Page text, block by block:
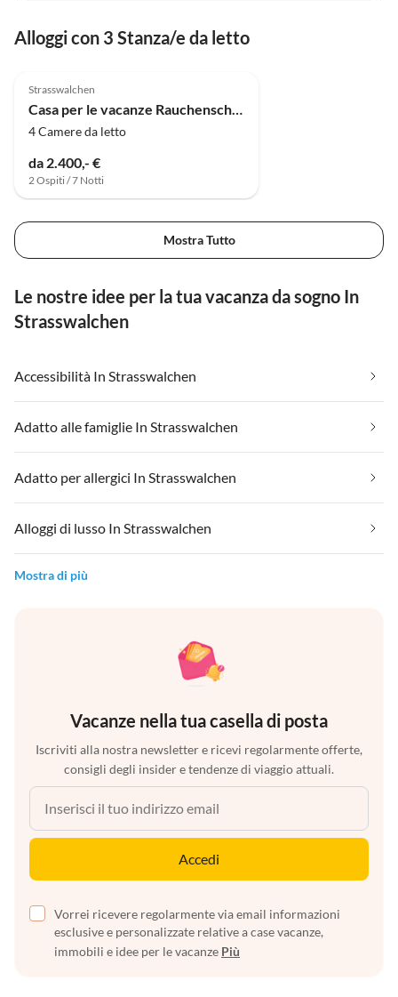
Alloggi con 3 Stanza/e da letto
Strasswalchen
Casa per le vacanze Rauchenschwandtner
4 Camere da letto
da 2.400,- €
2 Ospiti / 7 Notti
Mostra Tutto
Le nostre idee per la tua vacanza da sogno In
Strasswalchen
Accessibilità In Strasswalchen
Adatto alle famiglie In Strasswalchen
Adatto per allergici In Strasswalchen
Alloggi di lusso In Strasswalchen
Mostra di più
Vacanze nella tua casella di posta
Iscriviti alla nostra newsletter e ricevi regolarmente offerte,
consigli degli insider e tendenze di viaggio attuali.
Accedi
Vorrei ricevere regolarmente via email informazioni
esclusive e personalizzate relative a case vacanze,
immobili e idee per le vacanze Più